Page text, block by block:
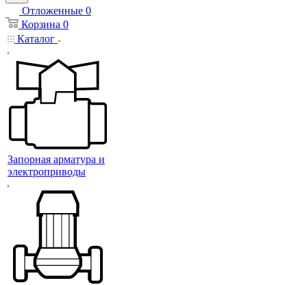
Отложенные 0
Корзина 0
Каталог
Запорная арматура и
электроприводы